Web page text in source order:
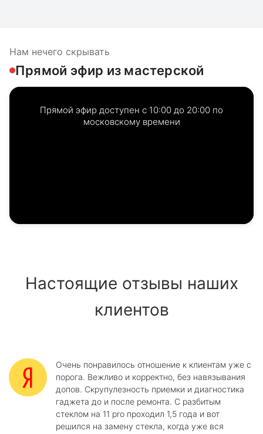
Нам нечего скрывать
Прямой эфир из мастерской
Прямой эфир доступен с 10:00 до 20:00 по
московскому времени
Настоящие отзывы наших
клиентов
Очень понравилось отношение к клиентам уже с
порога. Вежливо и корректно, без навязывания
допов. Скрупулезность приемки и диагностика
гаджета до и после ремонта. С разбитым
стеклом на 11 pro проходил 1,5 года и вот
решился на замену стекла, когда уже вся